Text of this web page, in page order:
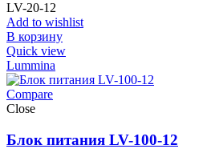
LV-20-12
Add to wishlist
В корзину
Quick view
Lummina
Compare
Close
Блок питания LV-100-12